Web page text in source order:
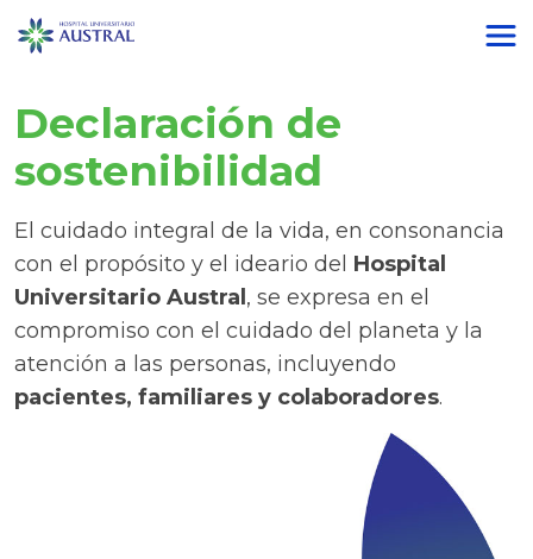
Declaración de
sostenibilidad
El cuidado integral de la vida, en consonancia
con el propósito y el ideario del Hospital
Universitario Austral , se expresa en el
compromiso con el cuidado del planeta y la
atención a las personas, incluyendo
pacientes, familiares y colaboradores.